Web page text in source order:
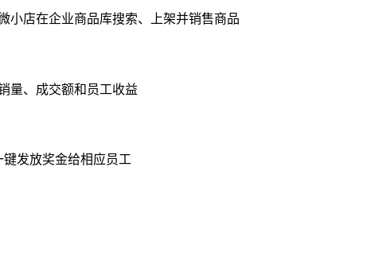
店在企业商品库搜索、上架并销售商品
量、成交额和员工收益
发放奖金给相应员工